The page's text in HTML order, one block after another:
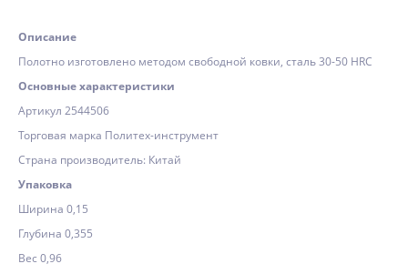
Описание
Полотно изготовлено методом свободной ковки, сталь 30-50 HRC
Основные характеристики
Артикул 2544506
Торговая марка Политех-инструмент
Страна производитель: Китай
Упаковка
Ширина 0,15
Глубина 0,355
Вес 0,96